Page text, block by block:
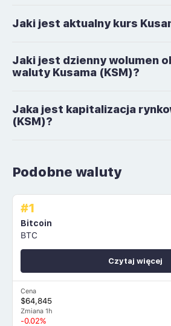
Jaki jest aktualny kurs
Jaki jest dzienny wolumen
waluty Kusama (KSM)?
Jaka jest kapitalizacja
(KSM)?
Podobne waluty
#1
Bitcoin
BTC
Cena
$64,845
Zmiana 1h
-0.02%
Czytaj więcej